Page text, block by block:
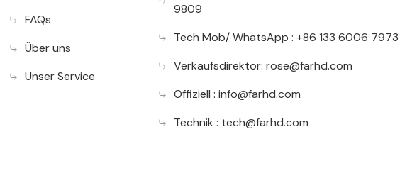
FAQs
Über uns
Unser Service
9809
Tech Mob/ WhatsApp : +86 133 6006 7973
Verkaufsdirektor:rose@farhd.com
Offiziell :info@farhd.com
Technik : tech@farhd.com